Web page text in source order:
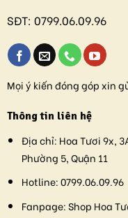
SĐT: 0799.06.09.96
Mọi ý kiến đóng góp xin
Thông tin liên hệ
Địa chỉ: Hoa Tươi 9x,
Phường 5, Quận 11
Hotline:0799.06.09.96
Fanpage:Shop Hoa